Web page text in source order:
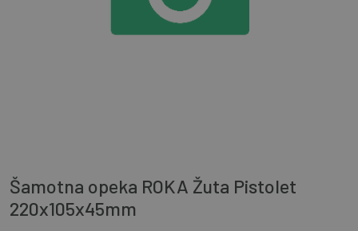
Šamotna opeka ROKA Žuta Pistolet
220x105x45mm